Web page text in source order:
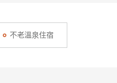
不老溫泉住宿